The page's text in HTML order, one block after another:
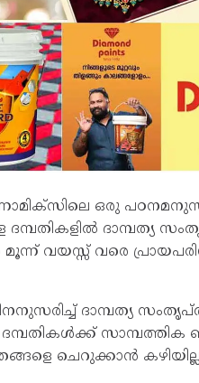
ഒരു
ദമ്പതികളില്‍
വയസ്സ് വരെ
ദാമ്പത്യ
സാമ്പത്തിക
ചെറുക്കാന്‍